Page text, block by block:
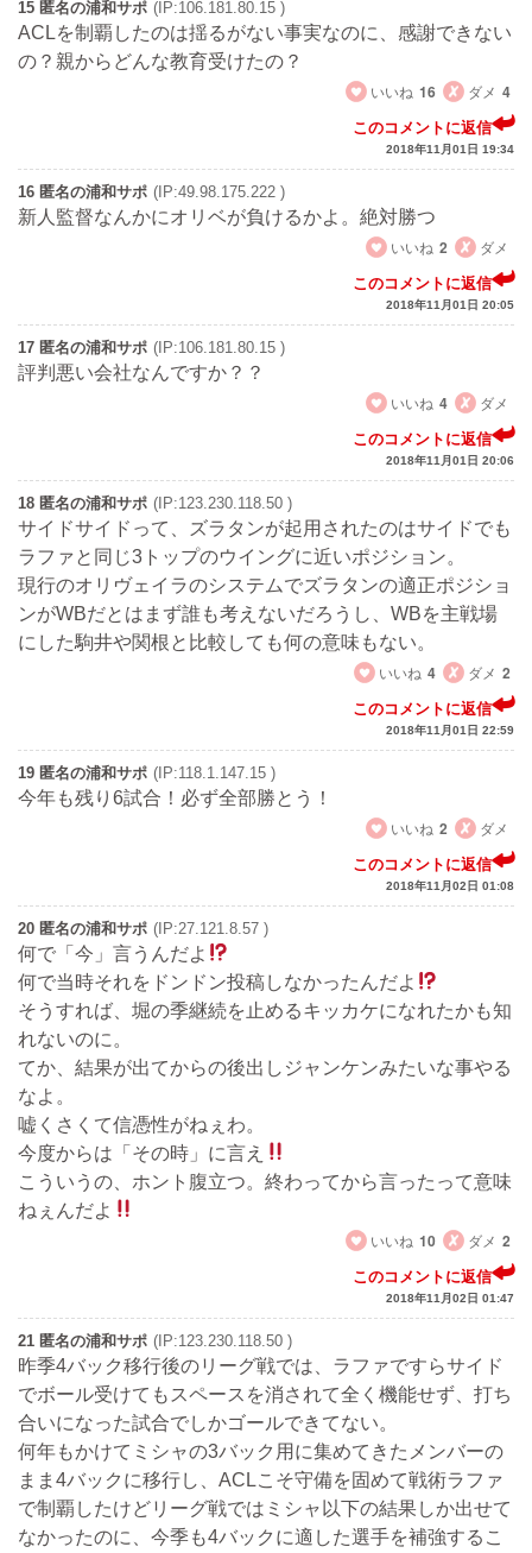
15 匿名の浦和サポ (IP:106.181.80.15 )
ACLを制覇したのは揺るがない事実なのに、感謝できない
の？親からどんな教育受けたの？
いいね 16 ダメ 4
このコメントに返信
2018年11月01日 19:34
16 匿名の浦和サポ (IP:49.98.175.222 )
新人監督なんかにオリベが負けるかよ。絶対勝つ
いいね 2 ダメ
このコメントに返信
2018年11月01日 20:05
17 匿名の浦和サポ (IP:106.181.80.15 )
評判悪い会社なんですか？？
いいね 4 ダメ
このコメントに返信
2018年11月01日 20:06
18 匿名の浦和サポ (IP:123.230.118.50 )
サイドサイドって、ズラタンが起用されたのはサイドでも
ラファと同じ3トップのウイングに近いポジション。
現行のオリヴェイラのシステムでズラタンの適正ポジショ
ンがWBだとはまず誰も考えないだろうし、WBを主戦場
にした駒井や関根と比較しても何の意味もない。
いいね 4 ダメ 2
このコメントに返信
2018年11月01日 22:59
19 匿名の浦和サポ (IP:118.1.147.15 )
今年も残り6試合！必ず全部勝とう！
いいね 2 ダメ
このコメントに返信
2018年11月02日 01:08
20 匿名の浦和サポ (IP:27.121.8.57 )
何で「今」言うんだよ
何で当時それをドンドン投稿しなかったんだよ
そうすれば、堀の季継続を止めるキッカケになれたかも知
れないのに。
てか、結果が出てからの後出しジャンケンみたいな事やる
なよ。
嘘くさくて信憑性がねぇわ。
今度からは「その時」に言え
こういうの、ホント腹立つ。終わってから言ったって意味
ねぇんだよ
いいね 10 ダメ 2
このコメントに返信
2018年11月02日 01:47
21 匿名の浦和サポ (IP:123.230.118.50 )
昨季4バック移行後のリーグ戦では、ラファですらサイド
でボール受けてもスペースを消されて全く機能せず、打ち
合いになった試合でしかゴールできてない。
何年もかけてミシャの3バック用に集めてきたメンバーの
まま4バックに移行し、ACLこそ守備を固めて戦術ラファ
で制覇したけどリーグ戦ではミシャ以下の結果しか出せて
なかったのに、今季も4バックに適した選手を補強するこ